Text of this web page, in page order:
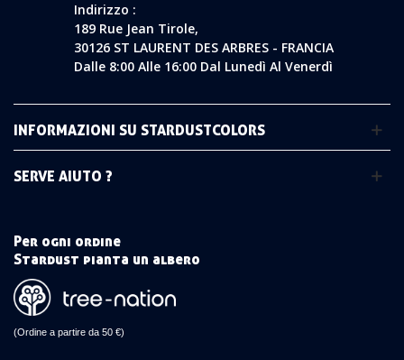
Indirizzo :
189 Rue Jean Tirole,
30126 ST LAURENT DES ARBRES - FRANCIA
Dalle 8:00 Alle 16:00 Dal Lunedì Al Venerdì
INFORMAZIONI SU STARDUSTCOLORS
SERVE AIUTO ?
Per ogni ordine
Stardust pianta un albero
(Ordine a partire da 50 €)